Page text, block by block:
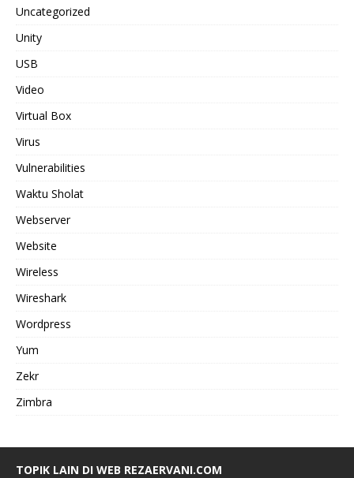
Uncategorized
Unity
USB
Video
Virtual Box
Virus
Vulnerabilities
Waktu Sholat
Webserver
Website
Wireless
Wireshark
Wordpress
Yum
Zekr
Zimbra
TOPIK LAIN DI WEB REZAERVANI.COM